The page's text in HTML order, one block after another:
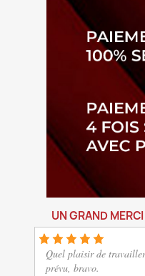
UN GRAND
Quel plaisir de travailler
prévu, bravo.